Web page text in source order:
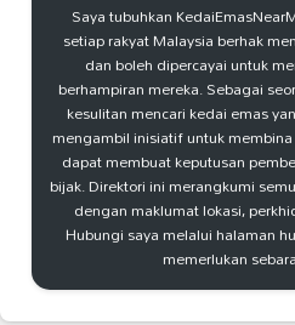
Saya tubuhkan
setiap rakyat Malaysia berhak
dan boleh dipercayai untuk
berhampiran mereka. Sebagai
kesulitan mencari kedai emas
mengambil inisiatif untuk
dapat membuat keputusan
bijak. Direktori ini merangkumi
dengan maklumat lokasi,
Hubungi saya melalui halaman
memerlukan